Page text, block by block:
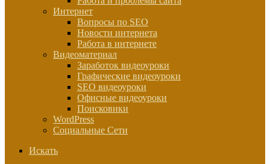
Интернет
Вопросы по SEO
Новости интернета
Работа в интернете
Видеоматериал
Заработок видеоуроки
Графические видеоуроки
SEO видеоуроки
Офисные видеоуроки
Поисковики
WordPress
Социальные Сети
Искать